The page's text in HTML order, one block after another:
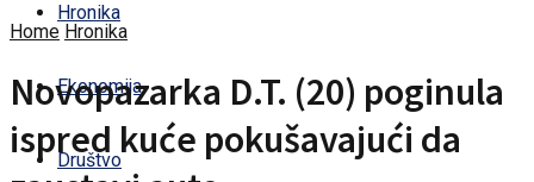
Hronika
Ekonomija
Društvo
Home Hronika
Novopazarka D.T. (20) poginula
ispred kuće pokušavajući da